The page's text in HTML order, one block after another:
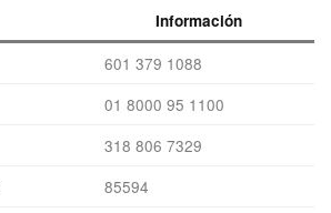
Información
601 379 1088
01 8000 95 1100
318 806 7329
85594